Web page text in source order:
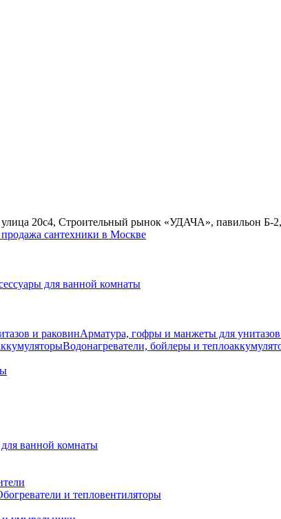
20с4, Строительный рынок «УДАЧА», павильон Б-
для ванной комнаты
Арматура, гофры и манжеты для
Водонагреватели, бойлеры и
ванной комнаты
и тепловентиляторы